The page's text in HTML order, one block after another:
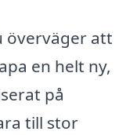
överväger att
en helt ny,
på
till stor